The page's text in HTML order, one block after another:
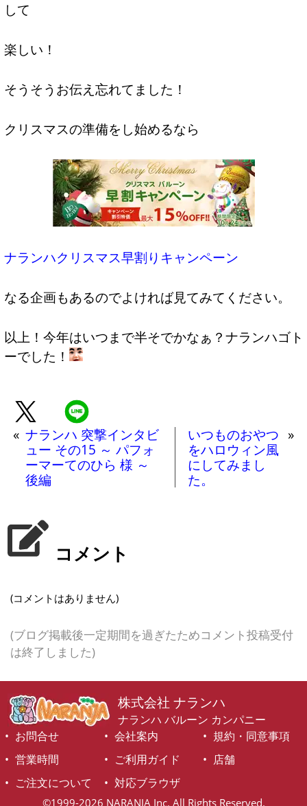
して
楽しい！
そうそうお伝え忘れてました！
クリスマスの準備をし始めるなら
ナランハクリスマス早割りキャンペーン
なる企画もあるのでよければ見てみてください。
以上！今年はいつまで半そでかなぁ？ナランハゴト
ーでした！
« ナランハ 突撃インタビ
ュー その15 ～ パフォ
ーマーてのひら 様 ～
後編
いつものおやつ
をハロウィン風
にしてみまし
た。
»
コメント
(コメントはありません)
(ブログ掲載後一定期間を過ぎたためコメント投稿受付
は終了しました)
株式会社 ナランハ
ナランハ バルーン カンパニー
お問合せ
会社案内
規約・同意事項
営業時間
ご利用ガイド
店舗
ご注文について
対応ブラウザ
©1999-2026 NARANJA Inc. All Rights Reserved.